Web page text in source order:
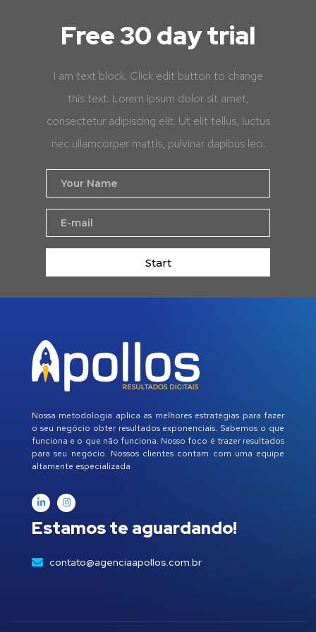
Free 30 day trial
I am text block. Click edit button to change
this text. Lorem ipsum dolor sit amet,
consectetur adipiscing elit. Ut elit tellus, luctus
nec ullamcorper mattis, pulvinar dapibus leo.
Start
Nossa metodologia aplica as melhores estratégias para fazer
o seu negócio obter resultados exponenciais. Sabemos o que
funciona e o que não funciona. Nosso foco é trazer resultados
para seu negócio. Nossos clientes contam com uma equipe
altamente especializada
Estamos te aguardando!
contato@agenciaapollos.com.br